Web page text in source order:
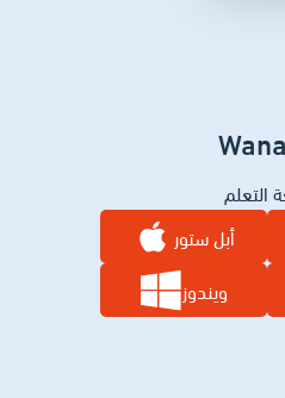
التعلم
أبل ستور
ويندوز